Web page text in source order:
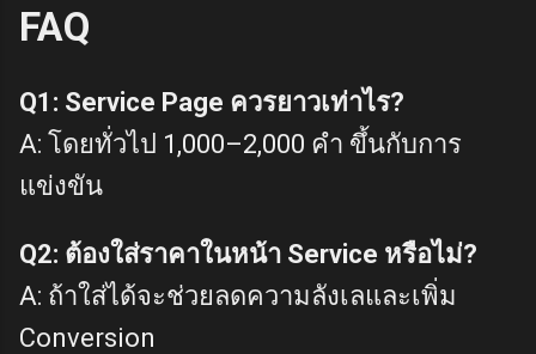
FAQ
Q1: Service Page ควรยาวเท่าไร?
A: โดยทั่วไป 1,000–2,000 คำ ขึ้นกับการ
แข่งขัน
Q2: ต้องใส่ราคาในหน้า Service หรือไม่?
A: ถ้าใส่ได้จะช่วยลดความลังเลและเพิ่ม
Conversion